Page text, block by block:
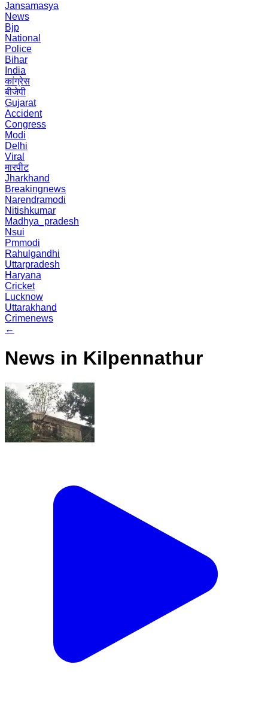
Jansamasya
News
Bjp
National
Police
Bihar
India
कांग्रेस
बीजेपी
Gujarat
Accident
Congress
Modi
Delhi
Viral
मारपीट
Jharkhand
Breakingnews
Narendramodi
Nitishkumar
Madhya_pradesh
Nsui
Pmmodi
Rahulgandhi
Uttarpradesh
Haryana
Cricket
Lucknow
Uttarakhand
Crimenews
←
News in Kilpennathur